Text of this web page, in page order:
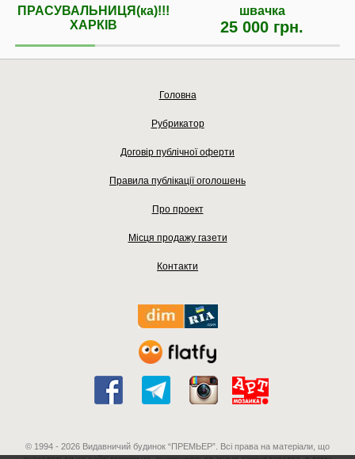
ПРАСУВАЛЬНИЦЯ(ка)!!!
ХАРКІВ
швачка
25 000 грн.
Головна
Рубрикатор
Договір публічної оферти
Правила публікації оголошень
Про проект
Місця продажу газети
Контакти
© 1994 - 2026 Видавничий будинок “ПРЕМЬЕР”. Всі права на матеріали, що